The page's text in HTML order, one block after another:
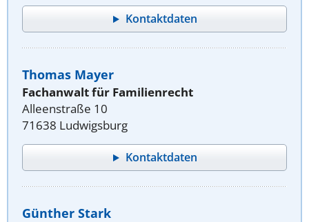
Kontaktdaten
Thomas Mayer
Fachanwalt für Familienrecht
Alleenstraße 10
71638 Ludwigsburg
Kontaktdaten
Günther Stark